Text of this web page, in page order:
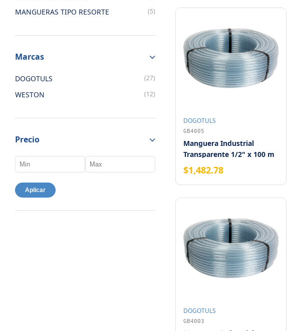
MANGUERAS TIPO RESORTE (5)
Marcas
DOGOTULS (27)
WESTON (12)
Precio
Aplicar
DOGOTULS
GB4005
Manguera Industrial
Transparente 1/2" x 100 m
$1,482.78
DOGOTULS
GB4003